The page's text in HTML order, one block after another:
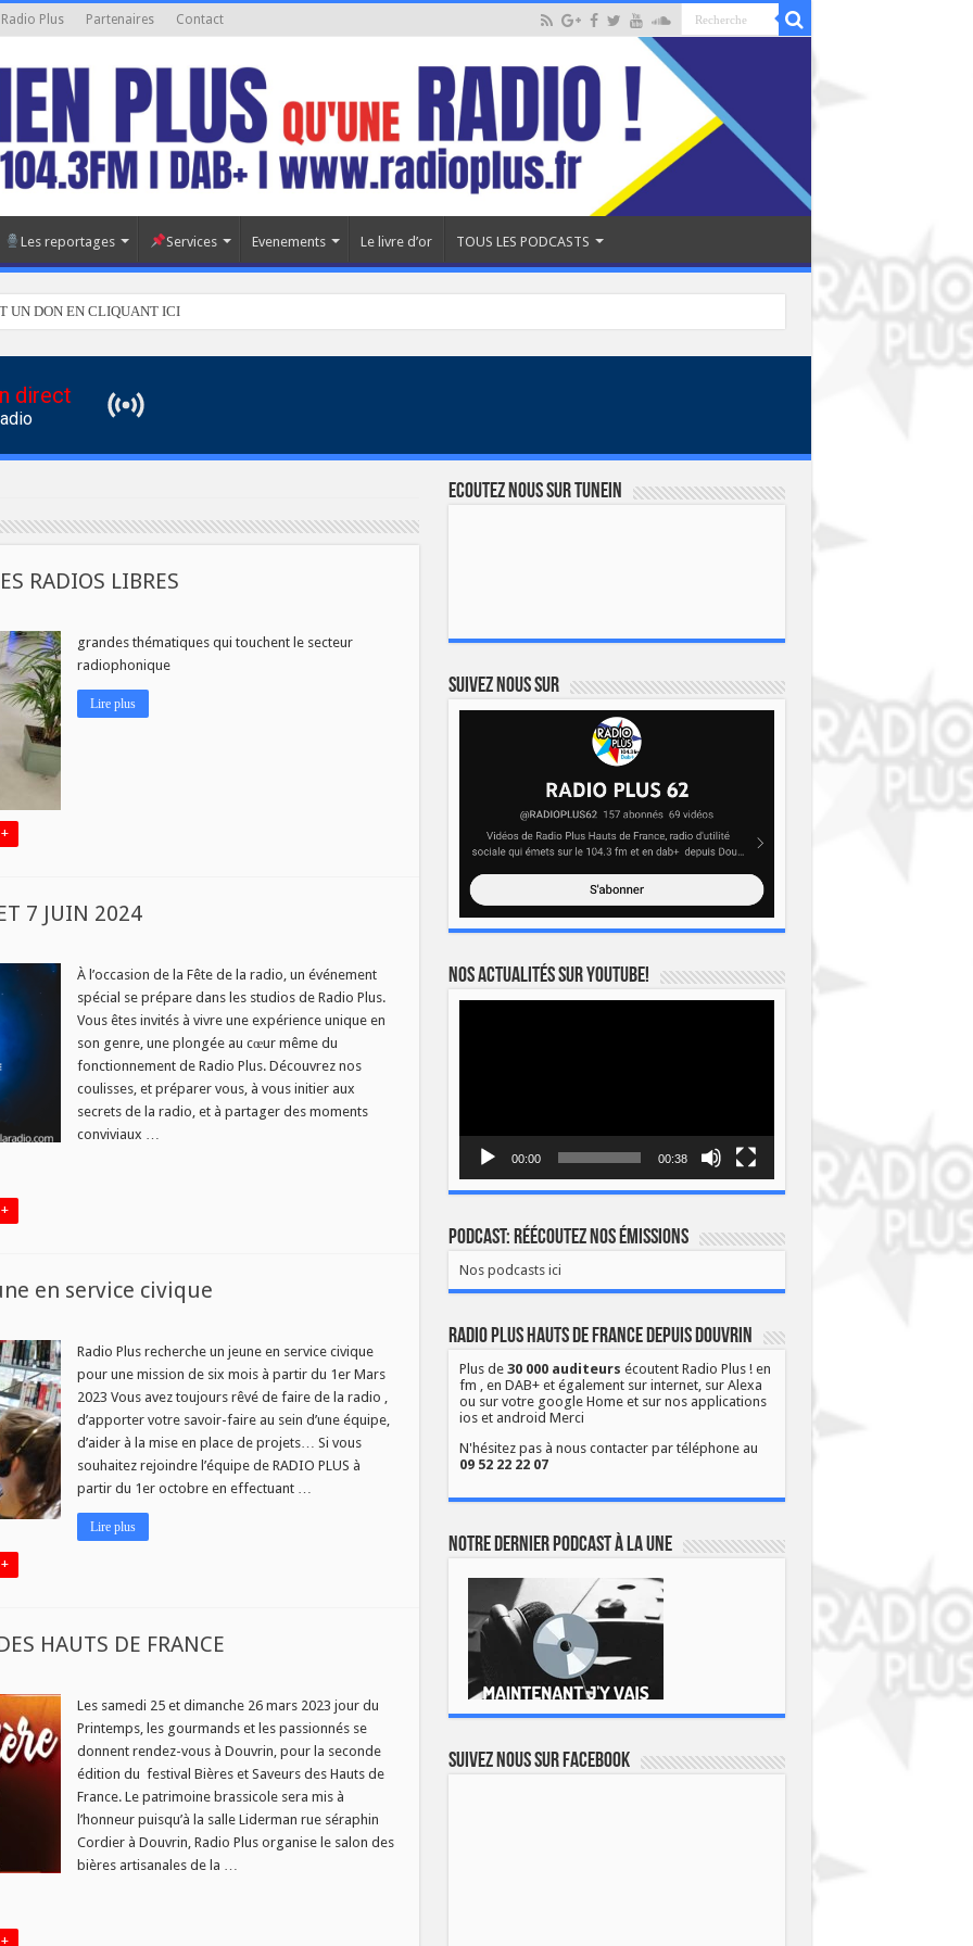
Plus Partenaires Contact
Les reportages Services Evenements Le livre d’or TOUS LES PODCASTS
UN DON EN CLIQUANT ICI
direct
RADIOS LIBRES
SUR
LE
DES
LIBRES
grandes thématiques qui touchent le secteur
radiophonique
Lire plus
7 JUIN 2024
À l’occasion de la Fête de la radio, un événement
spécial se prépare dans les studios de Radio Plus.
Vous êtes invités à vivre une expérience unique en
son genre, une plongée au cœur même du
fonctionnement de Radio Plus. Découvrez nos
coulisses, et préparer vous, à vous initier aux
secrets de la radio, et à partager des moments
conviviaux …
en service civique
Radio Plus recherche un jeune en service civique
pour une mission de six mois à partir du 1er Mars
2023 Vous avez toujours rêvé de faire de la radio ,
d’apporter votre savoir-faire au sein d’une équipe,
d’aider à la mise en place de projets… Si vous
souhaitez rejoindre l’équipe de RADIO PLUS à
partir du 1er octobre en effectuant …
Lire plus
HAUTS DE FRANCE
Les samedi 25 et dimanche 26 mars 2023 jour du
Printemps, les gourmands et les passionnés se
donnent rendez-vous à Douvrin, pour la seconde
édition du festival Bières et Saveurs des Hauts de
France. Le patrimoine brassicole sera mis à
l’honneur puisqu’à la salle Liderman rue séraphin
Cordier à Douvrin, Radio Plus organise le salon des
bières artisanales de la …
Ecoutez nous sur TuneIn
Suivez nous sur
Nos actualités sur YOUTUBE!
00:00 00:38
Podcast: Réécoutez nos émissions
Nos podcasts ici
Radio Plus Hauts de France depuis Douvrin
Plus de 30 000 auditeurs écoutent Radio Plus ! en
fm , en DAB+ et également sur internet, sur Alexa
ou sur votre google Home et sur nos applications
ios et android Merci
N'hésitez pas à nous contacter par téléphone au
09 52 22 22 07
Notre dernier podcast à la une
Suivez nous sur Facebook